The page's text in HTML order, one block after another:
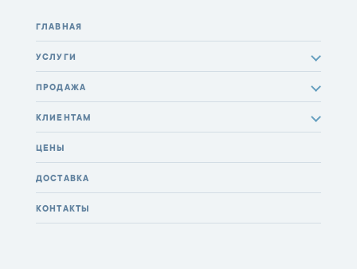
ГЛАВНАЯ
УСЛУГИ
ПРОДАЖА
КЛИЕНТАМ
ЦЕНЫ
ДОСТАВКА
КОНТАКТЫ